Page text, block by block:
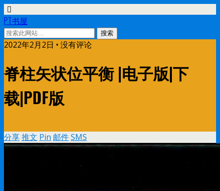
PT书屋
2022年2月2日 • 没有评论
脊柱矢状位平衡 |电子版|下
载|PDF版
分享推文 Pin 邮件SMS